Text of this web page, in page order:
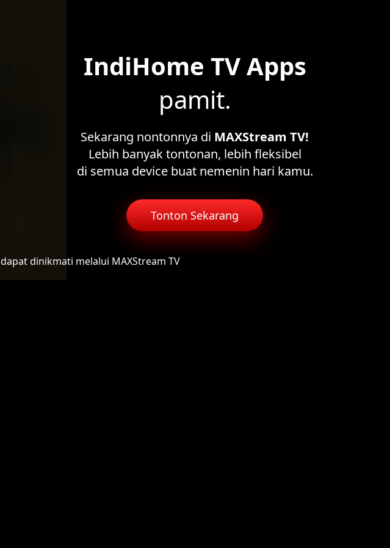
IndiHome TV Apps
pamit.
Sekarang nontonnya di MAXStream TV!
Lebih banyak tontonan, lebih fleksibel
di semua device buat nemenin hari kamu.
Tonton Sekarang
dapat dinikmati melalui MAXStream TV